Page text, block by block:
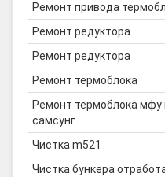
Ремонт привода
Ремонт редуктора
Ремонт редуктора
Ремонт термоблока
Ремонт термоблока мфу
самсунг
Чистка m521
Чистка бункера